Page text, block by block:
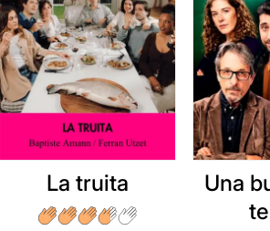
La truita
Una